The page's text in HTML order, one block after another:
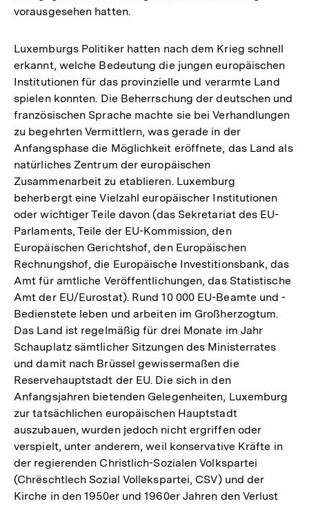
vorausgesehen hatten.
Luxemburgs Politiker hatten nach dem Krieg schnell
erkannt, welche Bedeutung die jungen europäischen
Institutionen für das provinzielle und verarmte Land
spielen konnten. Die Beherrschung der deutschen und
französischen Sprache machte sie bei Verhandlungen
zu begehrten Vermittlern, was gerade in der
Anfangsphase die Möglichkeit eröffnete, das Land als
natürliches Zentrum der europäischen
Zusammenarbeit zu etablieren. Luxemburg
beherbergt eine Vielzahl europäischer Institutionen
oder wichtiger Teile davon (das Sekretariat des EU-
Parlaments, Teile der EU-Kommission, den
Europäischen Gerichtshof, den Europäischen
Rechnungshof, die Europäische Investitionsbank, das
Amt für amtliche Veröffentlichungen, das Statistische
Amt der EU/Eurostat). Rund 10 000 EU-Beamte und -
Bedienstete leben und arbeiten im Großherzogtum.
Das Land ist regelmäßig für drei Monate im Jahr
Schauplatz sämtlicher Sitzungen des Ministerrates
und damit nach Brüssel gewissermaßen die
Reservehauptstadt der EU. Die sich in den
Anfangsjahren bietenden Gelegenheiten, Luxemburg
zur tatsächlichen europäischen Hauptstadt
auszubauen, wurden jedoch nicht ergriffen oder
verspielt, unter anderem, weil konservative Kräfte in
der regierenden Christlich-Sozialen Volkspartei
(Chrëschtlech Sozial Vollekspartei, CSV) und der
Kirche in den 1950er und 1960er Jahren den Verlust